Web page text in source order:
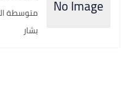
متوسطة
بشار